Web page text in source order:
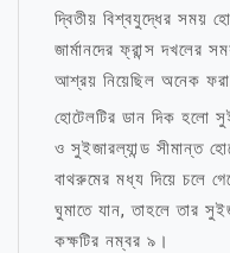
দ্বিতীয় বিশ্বযুদ্ধের সময়
জার্মানদের ফ্রান্স দখলের
আশ্রয় নিয়েছিল অনেক
হোটেলটির ডান দিক হলো
ও সুইজারল্যান্ড সীমান্ত
বাথরুমের মধ্য দিয়ে চলে
ঘুমাতে যান, তাহলে তার
কক্ষটির নম্বর ৯।